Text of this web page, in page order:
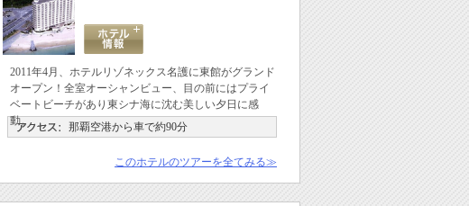
2011年4月、ホテルリゾネックス名護に東館がグランド
オープン！全室オーシャンビュー、目の前にはプライ
ベートビーチがあり東シナ海に沈む美しい夕日に感
動。
那覇空港から車で約90分
このホテルのツアーを全てみる≫